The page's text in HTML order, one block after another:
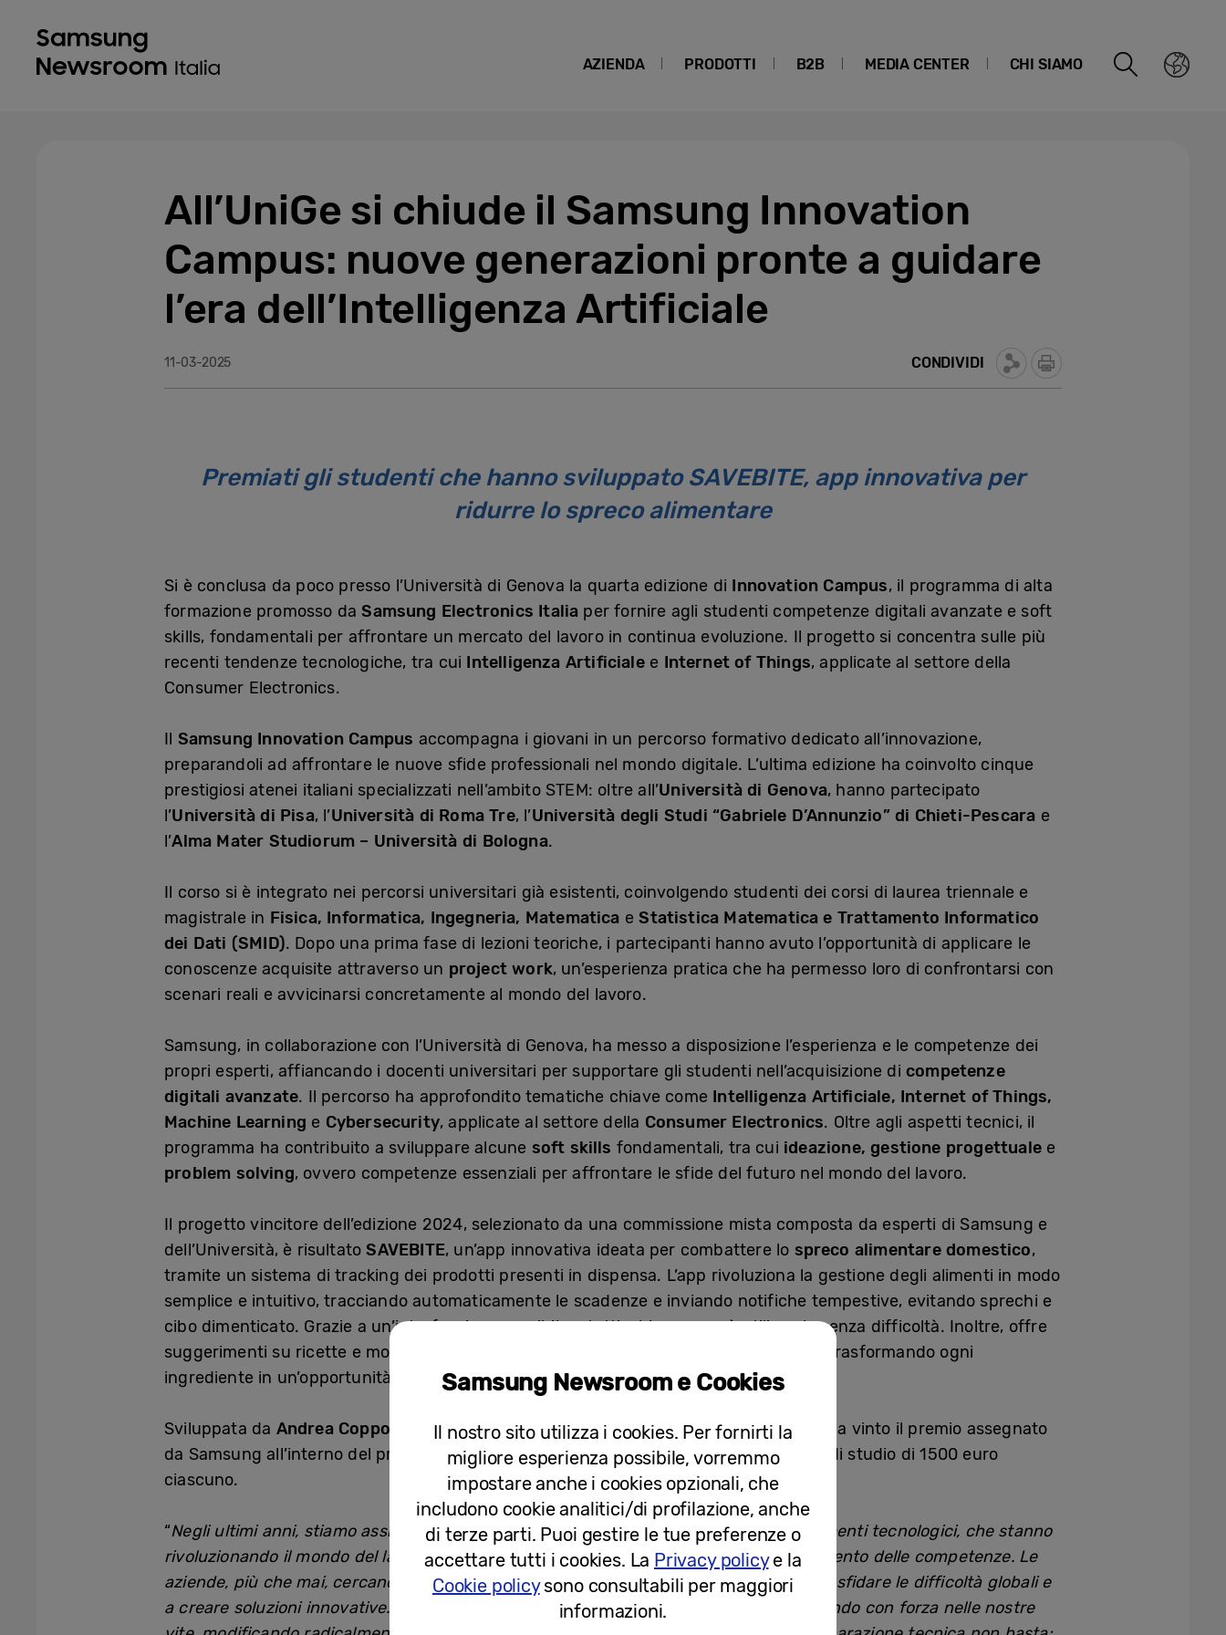
AZIENDA PRODOTTI B2B MEDIA CENTER CHI SIAMO
All’UniGe si chiude il Samsung Innovation
Campus: nuove generazioni pronte a guidare
l’era dell’Intelligenza Artificiale
11-03-2025 CONDIVIDI
Premiati gli studenti che hanno sviluppato SAVEBITE, app innovativa per
ridurre lo spreco alimentare
Si è conclusa da poco presso l’Università di Genova la quarta edizione di Innovation Campus, il programma di alta
formazione promosso daSamsung Electronics Italia per fornire agli studenti competenze digitali avanzate e soft
skills, fondamentali per affrontare un mercato del lavoro in continua evoluzione. Il progetto si concentra sulle più
recenti tendenze tecnologiche, tra cui Intelligenza Artificialee Internet of Things, applicate al settore della
Consumer Electronics.
Il Samsung Innovation Campus accompagna i giovani in un percorso formativo dedicato all’innovazione,
preparandoli ad affrontare le nuove sfide professionali nel mondo digitale. L’ultima edizione ha coinvolto cinque
prestigiosi atenei italiani specializzati nell’ambito STEM: oltre all’Università di Genova, hanno partecipato
l’Università di Pisa, l’Università di Roma Tre, l’Università degli Studi “Gabriele D’Annunzio” di Chieti-Pescara e
l’Alma Mater Studiorum – Università di Bologna.
Il corso si è integrato nei percorsi universitari già esistenti, coinvolgendo studenti dei corsi di laurea triennale e
magistrale in Fisica, Informatica, Ingegneria, Matematica eStatistica Matematica e Trattamento Informatico
dei Dati (SMID). Dopo una prima fase di lezioni teoriche, i partecipanti hanno avuto l’opportunità di applicare le
conoscenze acquisite attraverso un project work, un’esperienza pratica che ha permesso loro di confrontarsi con
scenari reali e avvicinarsi concretamente al mondo del lavoro.
Samsung, in collaborazione con l’Università di Genova, ha messo a disposizione l’esperienza e le competenze dei
propri esperti, affiancando i docenti universitari per supportare gli studenti nell’acquisizione di competenze
digitali avanzate. Il percorso ha approfondito tematiche chiave come Intelligenza Artificiale, Internet of Things,
Machine Learning e Cybersecurity, applicate al settore della Consumer Electronics. Oltre agli aspetti tecnici, il
programma ha contribuito a sviluppare alcune soft skills fondamentali, tra cui ideazione, gestione progettualee
problem solving, ovvero competenze essenziali per affrontare le sfide del futuro nel mondo del lavoro.
Il progetto vincitore dell’edizione 2024, selezionato da una commissione mista composta da esperti di Samsung e
dell’Università, è risultatoSAVEBITE, un’app innovativa ideata per combattere lo spreco alimentare domestico,
tramite un sistema di tracking dei prodotti presenti in dispensa. L’app rivoluziona la gestione degli alimenti in modo
semplice e intuitivo, tracciando automaticamente le scadenze e inviando notifiche tempestive, evitando sprechi e
cibo dimenticato. Grazie a un’interfaccia accessibile a tutti, chiunque può utilizzarla senza difficoltà. Inoltre, offre
suggerimenti su ricette e modi creativi per sfruttare al meglio i prodotti in scadenza, trasformando ogni
ingrediente in un’opportunità.
Sviluppata da Andrea Coppo, Federico Vassallo e Alessandro Borracino, SAVEBITE ha vinto il premio assegnato
da Samsung all’interno del progetto. I tre studenti si sono aggiudicati così una borsa di studio di 1500 euro
ciascuno.
“Negli ultimi anni, stiamo assistendo a un’accelerazione senza precedenti dei cambiamenti tecnologici, che stanno
rivoluzionando il mondo del lavoro e rendendo imprescindibile un continuo aggiornamento delle competenze. Le
aziende, più che mai, cercano professionisti con una solida formazione STEM, pronti a sfidare le difficoltà globali e
a creare soluzioni innovative. Tecnologie emergenti come l’AI generativa stanno entrando con forza nelle nostre
Samsung Newsroom e Cookies
Il nostro sito utilizza i cookies. Per fornirti la
migliore esperienza possibile, vorremmo
impostare anche i cookies opzionali, che
includono cookie analitici/di profilazione, anche
di terze parti. Puoi gestire le tue preferenze o
accettare tutti i cookies. La Privacy policye la
Cookie policysono consultabili per maggiori
informazioni.